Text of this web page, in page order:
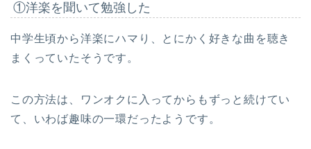
①洋楽を聞いて勉強した
中学生頃から洋楽にハマり、とにかく好きな曲を聴き
まくっていたそうです。
この方法は、ワンオクに入ってからもずっと続けてい
て、いわば趣味の一環だったようです。